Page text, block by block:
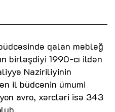
qalan məbləğ
birləşdiyi 1990-cı ildən
Naziriliyinin
il büdcənin ümumi
avro, xərcləri isə 343